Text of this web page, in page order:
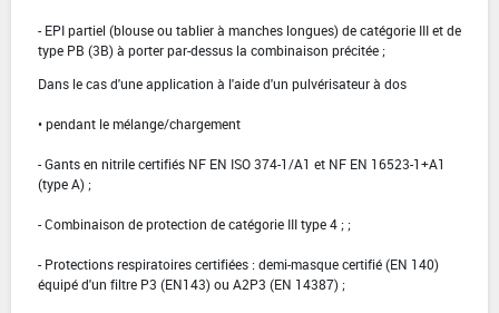
- EPI partiel (blouse ou tablier à manches longues) de catégorie III et de
type PB (3B) à porter par-dessus la combinaison précitée ;
Dans le cas d'une application à l'aide d'un pulvérisateur à dos
• pendant le mélange/chargement
- Gants en nitrile certifiés NF EN ISO 374-1/A1 et NF EN 16523-1+A1
(type A) ;
- Combinaison de protection de catégorie III type 4 ; ;
- Protections respiratoires certifiées : demi-masque certifié (EN 140)
équipé d'un filtre P3 (EN143) ou A2P3 (EN 14387) ;